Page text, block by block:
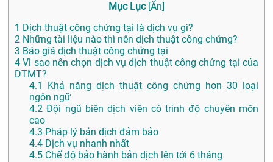
Mục Lục [Ẩn]
1 Dịch thuật công chứng tại là dịch vụ gì?
2 Những tài liệu nào thì nên dịch thuật công chứng?
3 Báo giá dịch thuật công chứng tại
4 Vì sao nên chọn dịch vụ dịch thuật công chứng tại của
DTMT?
4.1
Khả năng dịch thuật công chứng hơn 30 loại
ngôn ngữ
4.2 Đội ngũ biên dịch viên có trình độ chuyên môn
cao
4.3 Pháp lý bản dịch đảm bảo
4.4 Dịch vụ nhanh nhất
4.5 Chế độ bảo hành bản dịch lên tới 6 tháng